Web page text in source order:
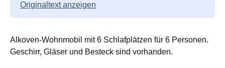
Originaltext anzeigen
Alkoven-Wohnmobil mit 6 Schlafplätzen für 6 Personen.
Geschirr, Gläser und Besteck sind vorhanden.